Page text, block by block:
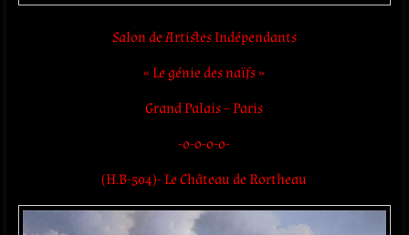
Salon de Artistes Indépendants
« Le génie des naïfs »
Grand Palais – Paris
-o-o-o-o-
(H.B-504)- Le Château de Rortheau